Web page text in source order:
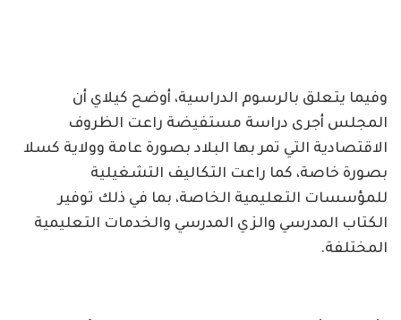
وفيما يتعلق بالرسوم الدراسية، أوضح كيلاي أن
المجلس أجرى دراسة مستفيضة راعت الظروف
الاقتصادية التي تمر بها البلاد بصورة عامة وولاية كسلا
بصورة خاصة، كما راعت التكاليف التشغيلية
للمؤسسات التعليمية الخاصة، بما في ذلك توفير
الكتاب المدرسي والزي المدرسي والخدمات التعليمية
المختلفة.